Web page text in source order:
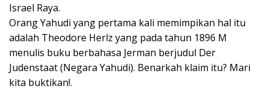
Israel Raya.
Orang Yahudi yang pertama kali memimpikan hal itu
adalah Theodore Herlz yang pada tahun 1896 M
menulis buku berbahasa Jerman berjudul Der
Judenstaat (Negara Yahudi). Benarkah klaim itu? Mari
kita buktikan!.